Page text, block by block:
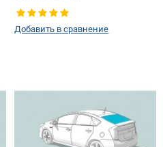
Тип кузова:Хетчбек
Добавить в сравнение